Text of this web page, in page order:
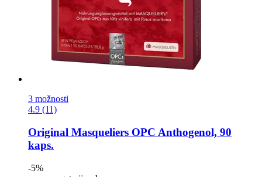
3 možnosti
4.9 (11)
Original Masqueliers OPC Anthogenol, 90
kaps.
-5%